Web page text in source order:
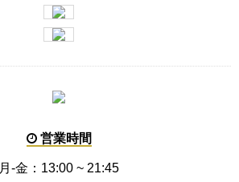
営業時間
月-金：13:00 ~ 21:45